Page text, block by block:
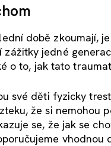
době zkoumají,
jedné
o to, jak tato
své děti fyzicky
že si nemohou
se, že jak se
vhodnou